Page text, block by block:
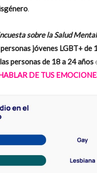
.
sobre la Salud
jóvenes LGBT+
personas de 18 a 24 años
DE TUS